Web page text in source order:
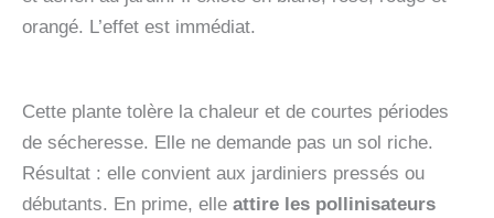
orangé. L’effet est immédiat.
Cette plante tolère la chaleur et de courtes périodes
de sécheresse. Elle ne demande pas un sol riche.
Résultat : elle convient aux jardiniers pressés ou
débutants. En prime, elle attire les pollinisateurs